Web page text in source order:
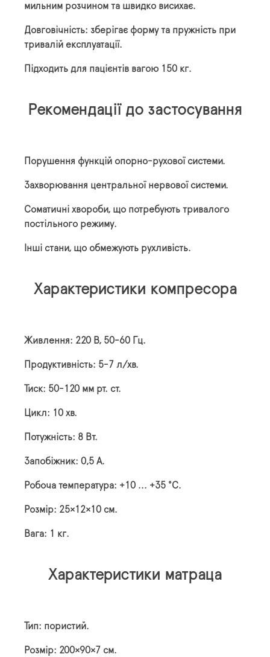
мильним розчином та швидко висихає.
Довговічність: зберігає форму та пружність при
тривалій експлуатації.
Підходить для пацієнтів вагою 150 кг.
Рекомендації до застосування
Порушення функцій опорно-рухової системи.
Захворювання центральної нервової системи.
Соматичні хвороби, що потребують тривалого
постільного режиму.
Інші стани, що обмежують рухливість.
Характеристики компресора
Живлення: 220 В, 50-60 Гц.
Продуктивність: 5-7 л/хв.
Тиск: 50-120 мм рт. ст.
Цикл: 10 хв.
Потужність: 8 Вт.
Запобіжник: 0,5 А.
Робоча температура: +10 ... +35 °С.
Розмір: 25×12×10 см.
Вага: 1 кг.
Характеристики матраца
Тип: пористий.
Розмір: 200×90×7 см.